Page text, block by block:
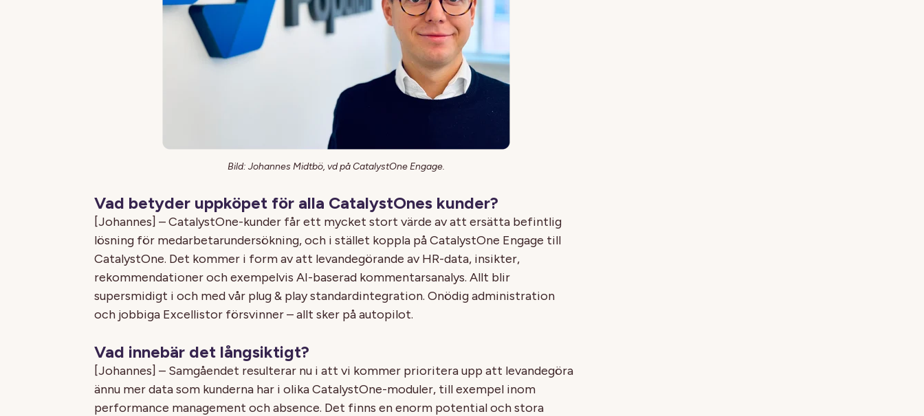
Bild: Johannes Midtbö, vd på CatalystOne Engage.
Vad betyder uppköpet för alla CatalystOnes kunder?
[Johannes] – CatalystOne-kunder får ett mycket stort värde av att ersätta befintlig
lösning för medarbetarundersökning, och i stället koppla på CatalystOne Engage till
CatalystOne. Det kommer i form av att levandegörande av HR-data, insikter,
rekommendationer och exempelvis AI-baserad kommentarsanalys. Allt blir
supersmidigt i och med vår plug & play standardintegration. Onödig administration
och jobbiga Excellistor försvinner – allt sker på autopilot.
Vad innebär det långsiktigt?
[Johannes] – Samgåendet resulterar nu i att vi kommer prioritera upp att levandegöra
ännu mer data som kunderna har i olika CatalystOne-moduler, till exempel inom
performance management och absence. Det finns en enorm potential och stora